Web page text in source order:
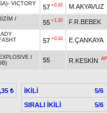
- VICTORY
57 +0.10 M.AKYAVUZ
/
55 +1.10 F.R.BEBEK
57 +0.10 E.ÇANKAYA
EXPLOSIVE /
55 R.KESKİN AP
₺ İKİLİ 5/6
SIRALI İKİLİ
5/6